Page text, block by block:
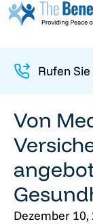
Rufen
Von
Dezember 10,